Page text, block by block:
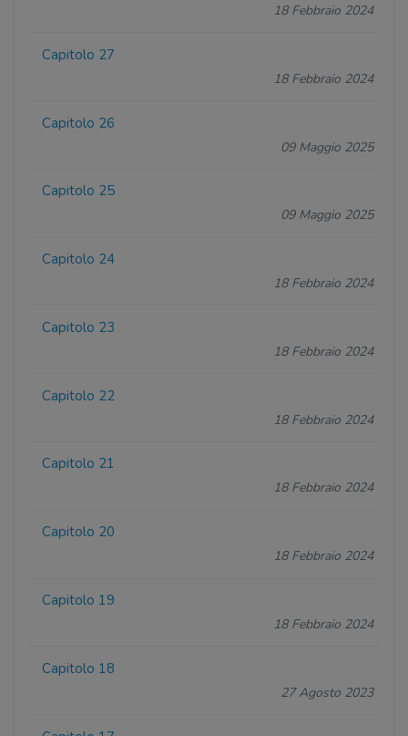
18 Febbraio 2024
Capitolo 27
18 Febbraio 2024
Capitolo 26
09 Maggio 2025
Capitolo 25
09 Maggio 2025
Capitolo 24
18 Febbraio 2024
Capitolo 23
18 Febbraio 2024
Capitolo 22
18 Febbraio 2024
Capitolo 21
18 Febbraio 2024
Capitolo 20
18 Febbraio 2024
Capitolo 19
18 Febbraio 2024
Capitolo 18
27 Agosto 2023